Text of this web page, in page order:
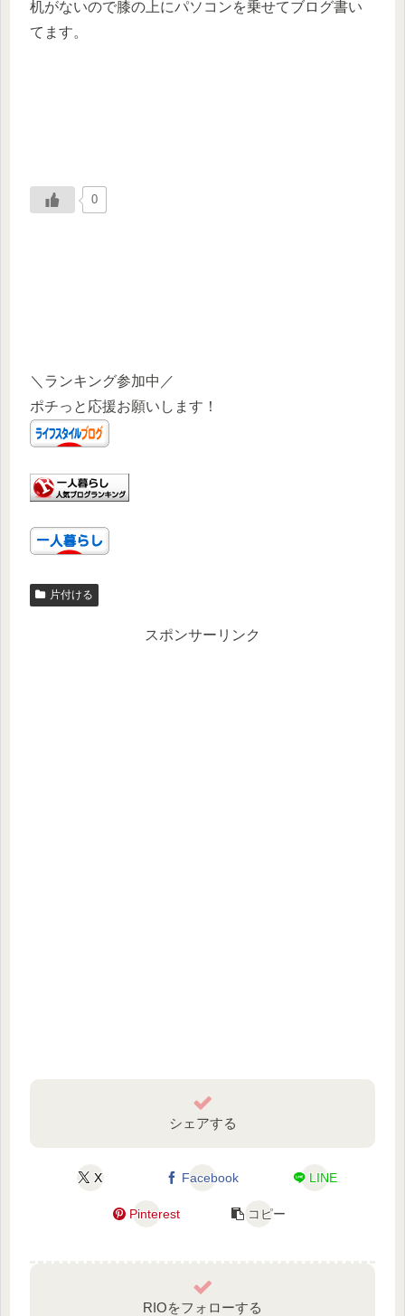
机がないので膝の上にパソコンを乗せてブログ書い
てます。
0
＼ランキング参加中／
ポチっと応援お願いします！
片付ける
スポンサーリンク
シェアする
X Facebook LINE
Pinterest コピー
RIOをフォローする